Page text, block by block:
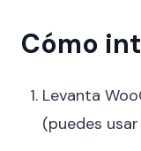
Cómo
Levanta
(puedes